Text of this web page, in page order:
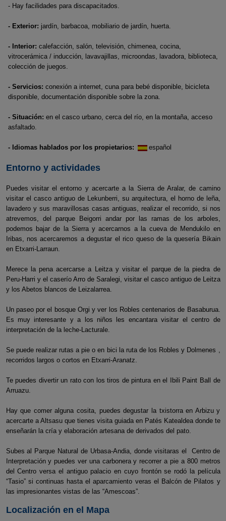
- Hay facilidades para discapacitados.
- Exterior: jardín, barbacoa, mobiliario de jardín, huerta.
- Interior: calefacción, salón, televisión, chimenea, cocina,
vitrocerámica / inducción, lavavajillas, microondas, lavadora, biblioteca,
colección de juegos.
- Servicios: conexión a internet, cuna para bebé disponible, bicicleta
disponible, documentación disponible sobre la zona.
- Situación: en el casco urbano, cerca del río, en la montaña, acceso
asfaltado.
- Idiomas hablados por los propietarios: español
Entorno y actividades
Puedes visitar el entorno y acercarte a la Sierra de Aralar, de camino
visitar el casco antiguo de Lekunberri, su arquitectura, el horno de leña,
lavadero y sus maravillosas casas antiguas, realizar el recorrido, si nos
atrevemos, del parque Beigorri andar por las ramas de los arboles,
podemos bajar de la Sierra y acercarnos a la cueva de Mendukilo en
Iribas, nos acercaremos a degustar el rico queso de la quesería Bikain
en Etxarri-Larraun.
Merece la pena acercarse a Leitza y visitar el parque de la piedra de
Peru-Harri y el caserío Arro de Saralegi, visitar el casco antiguo de Leitza
y los Abetos blancos de Leizalarrea.
Un paseo por el bosque Orgi y ver los Robles centenarios de Basaburua.
Es muy interesante y a los niños les encantara visitar el centro de
interpretación de la leche-Lacturale.
Se puede realizar rutas a pie o en bici la ruta de los Robles y Dolmenes ,
recorridos largos o cortos en Etxarri-Aranatz.
Te puedes divertir un rato con los tiros de pintura en el Ibili Paint Ball de
Arruazu.
Hay que comer alguna cosita, puedes degustar la txistorra en Arbizu y
acercarte a Altsasu que tienes visita guiada en Patés Katealdea donde te
enseñarán la cría y elaboración artesana de derivados del pato.
Subes al Parque Natural de Urbasa-Andia, donde visitaras el Centro de
Interpretación y puedes ver una carbonera y recorrer a pie a 800 metros
del Centro versa el antiguo palacio en cuyo frontón se rodó la película
“Tasio” si continuas hasta el aparcamiento veras el Balcón de Pilatos y
las impresionantes vistas de las “Amescoas”.
Localización en el Mapa